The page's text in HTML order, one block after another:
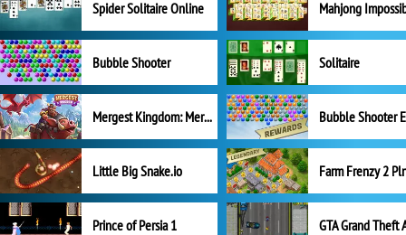
Spider Solitaire Online Mahjong
Bubble Shooter Solitaire
Mergest Kingdom: Merge Puzzle
Little Big Snake.io
Prince of Persia 1 GTA Grand Theft